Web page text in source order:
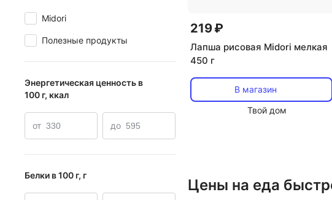
Midori
Полезные продукты
Энергетическая ценность в
100 г, ккал
от до
Белки в 100 г, г
219 ₽
Лапша рисовая Midori мелкая
450 г
В магазин
Твой дом
Цены на еда